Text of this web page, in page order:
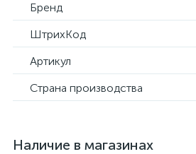
Бренд
ШтрихКод
Артикул
Страна производства
Наличие в магазинах